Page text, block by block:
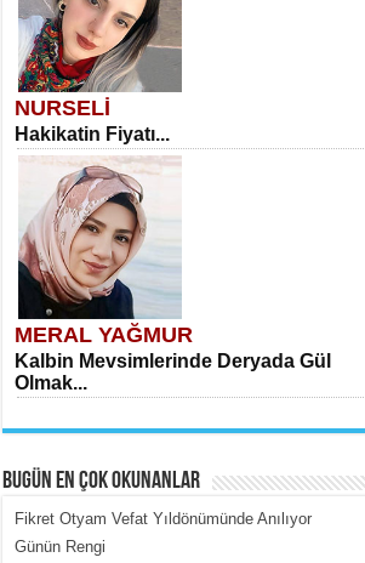
NURSELİ
Hakikatin Fiyatı...
MERAL YAĞMUR
Kalbin Mevsimlerinde Deryada Gül
Olmak...
BUGÜN EN ÇOK OKUNANLAR
Fikret Otyam Vefat Yıldönümünde Anılıyor
Günün Rengi